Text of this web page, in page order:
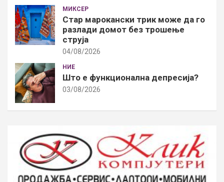
МИКСЕР
Стар марокански трик може да го
разлади домот без трошење
струја
04/08/2026
НИЕ
Што е функционална депресија?
03/08/2026